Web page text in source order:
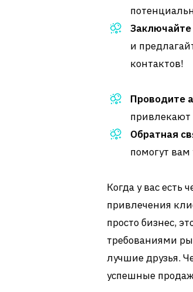
Заключайте
и
контактов!
Проводите
привлекают
Обратная
помогут
Когда у вас есть
привлечения
просто бизнес,
требованиями
лучшие друзья.
успешные